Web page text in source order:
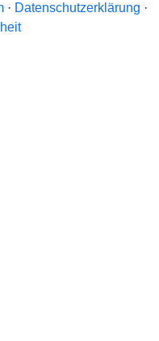
· Datenschutzerklärung ·